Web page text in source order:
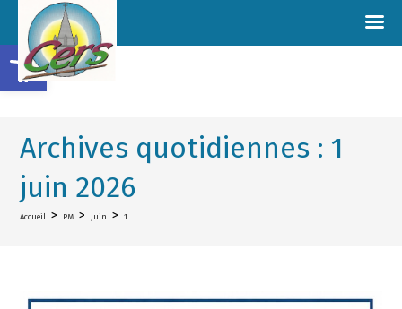
Archives quotidiennes : 1
juin 2026
Accueil > PM > Juin > 1
Ouvrir la barre d’outils